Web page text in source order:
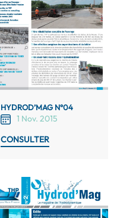
HYDROD’MAG N°04
1 Nov. 2015
CONSULTER